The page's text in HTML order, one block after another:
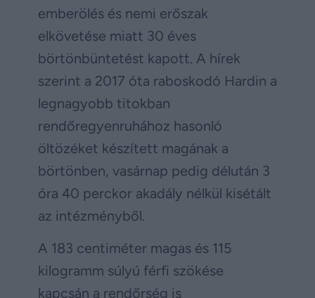
emberölés és nemi erőszak
elkövetése miatt 30 éves
börtönbüntetést kapott. A hírek
szerint a 2017 óta raboskodó Hardin a
legnagyobb titokban
rendőregyenruhához hasonló
öltözéket készített magának a
börtönben, vasárnap pedig délután 3
óra 40 perckor akadály nélkül kisétált
az intézményből.
A 183 centiméter magas és 115
kilogramm súlyú férfi szökése
kapcsán a rendőrség is